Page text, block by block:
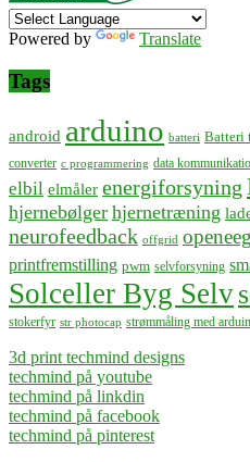
Powered by Translate
Tags
android arduino batteri Batteri
converter c programmering data
elbil elmåler energiforsyning
hjernebølger hjernetræning
neurofeedback offgrid openeeg
printfremstilling pwm selvforsyning
Solceller Byg Selv
stokerfyr str photocap strømmåling med
3d print techmind designs
techmind på youtube
techmind på linkdin
techmind på facebook
techmind på pinterest